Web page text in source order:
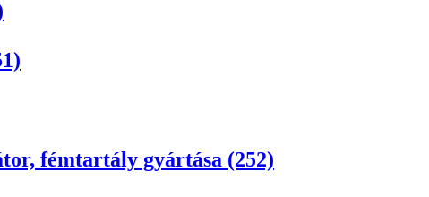
fémtartály gyártása (252)